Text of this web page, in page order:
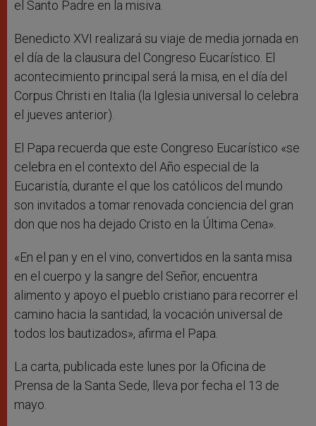
el Santo Padre en la misiva.
Benedicto XVI realizará su viaje de media jornada en
el día de la clausura del Congreso Eucarístico. El
acontecimiento principal será la misa, en el día del
Corpus Christi en Italia (la Iglesia universal lo celebra
el jueves anterior).
El Papa recuerda que este Congreso Eucarístico «se
celebra en el contexto del Año especial de la
Eucaristía, durante el que los católicos del mundo
son invitados a tomar renovada conciencia del gran
don que nos ha dejado Cristo en la Última Cena».
«En el pan y en el vino, convertidos en la santa misa
en el cuerpo y la sangre del Señor, encuentra
alimento y apoyo el pueblo cristiano para recorrer el
camino hacia la santidad, la vocación universal de
todos los bautizados», afirma el Papa.
La carta, publicada este lunes por la Oficina de
Prensa de la Santa Sede, lleva por fecha el 13 de
mayo.